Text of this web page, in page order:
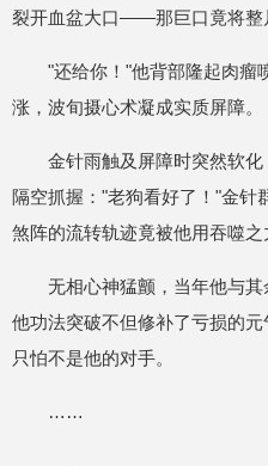
裂开血盆大口——那巨口竟将整
"还给你！"他背部隆起肉瘤
涨，波旬摄心术凝成实质屏障。
金针雨触及屏障时突然软
隔空抓握："老狗看好了！"金针
煞阵的流转轨迹竟被他用吞噬之
无相心神猛颤，当年他与
他功法突破不但修补了亏损的
只怕不是他的对手。
……